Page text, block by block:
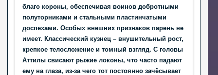
благо короны, обеспечивая воинов добротными
полуторниками и стальными пластинчатыми
доспехами. Особых внешних признаков парень не
имеет. Классический кузнец – внушительный рост,
крепкое телосложение и томный взгляд. С головы
Аттилы свисают рыжие локоны, что часто падают
ему на глаза, из-за чего тот постоянно зачёсывает